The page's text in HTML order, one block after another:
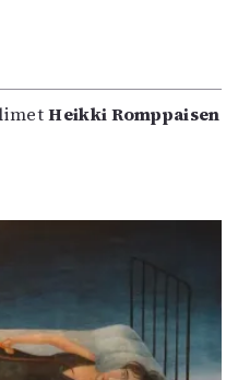
Heikki Romppaisen